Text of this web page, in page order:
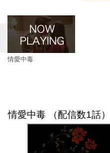
情愛中毒
情愛中毒 （配信数1話）